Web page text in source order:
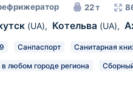
22 т
(UA), Котельва (UA),
Санпаспорт Санитарная
в любом городе региона